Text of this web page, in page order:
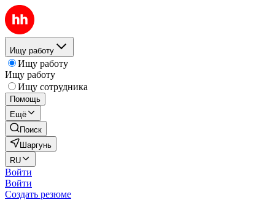
Ищу работу
Ищу работу
Ищу работу
Ищу сотрудника
Помощь
Ещё
Поиск
Шаргунь
RU
Войти
Войти
Создать резюме